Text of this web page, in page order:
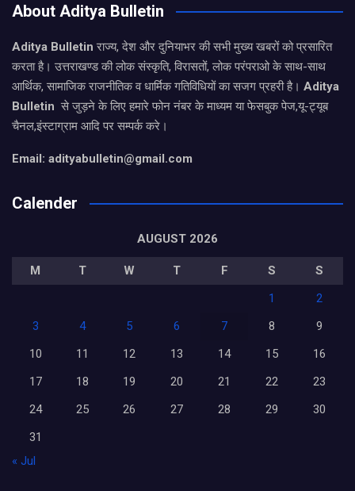
About Aditya Bulletin
Aditya Bulletinराज्य, देश और दुनियाभर की सभी मुख्य खबरों को प्रसारित
करता है। उत्तराखण्ड की लोक संस्कृति, विरासतों, लोक परंपराओ के साथ-साथ
आर्थिक, सामाजिक राजनीतिक व धार्मिक गतिविधियों का सजग प्रहरी है। Aditya
Bulletin से जुड़ने के लिए हमारे फोन नंबर के माध्यम या फेसबुक पेज,यू-ट्यूब
चैनल,इंस्टाग्राम आदि पर सम्पर्क करे।
Email: adityabulletin@gmail.com
Calender
AUGUST 2026
M T W T F S
S
1
2
3
4 5 6 7 8
9
10
11 12 13 14 15
16
17
18 19 20 21 22
23
24
25 26 27 28 29
30
31
« Jul